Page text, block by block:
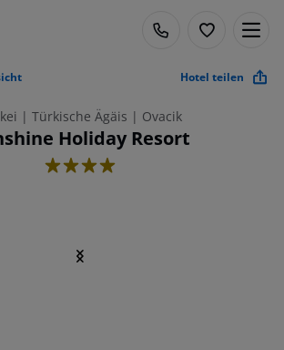
Hotel teilen
| Türkische Ägäis | Ovacik
Holiday Resort
4